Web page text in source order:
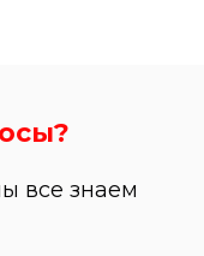
все знаем